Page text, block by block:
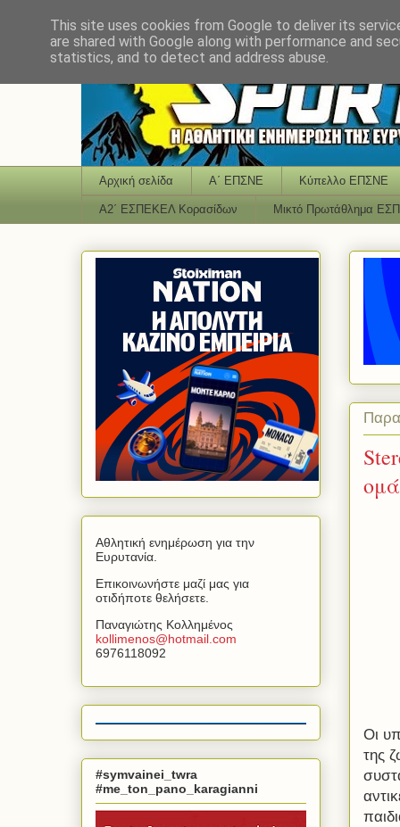
Αρχική σελίδα Α΄ ΕΠΣΝΕ Κύπελλο ΕΠΣΝΕ
Α2΄ ΕΣΠΕΚΕΛ Κορασίδων Μικτό Πρωτάθλημα
Οι
της
Αθλητική ενημέρωση για την
Ευρυτανία.
Επικοινωνήστε μαζί μας για
οτιδήποτε θελήσετε.
Παναγιώτης Κολλημένος
kollimenos@hotmail com
6976118092
#symvainei_twra
#me_ton_pano_karagianni
This site uses cookies from Google to deliver its
are shared with Google along with performance and
statistics, and to detect and address abuse.